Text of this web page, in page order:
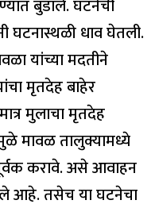
बुडाले. घटनेची
घटनास्थळी धाव घेतली.
यांच्या मदतीने
मृतदेह बाहेर
मुलाचा मृतदेह
मावळ तालुक्यामध्ये
करावे. असे आवाहन
आहे. तसेच या घटनेचा